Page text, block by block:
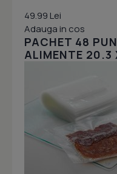
49.99 Lei
Adauga in cos
PACHET 48
ALIMENTE 20.3